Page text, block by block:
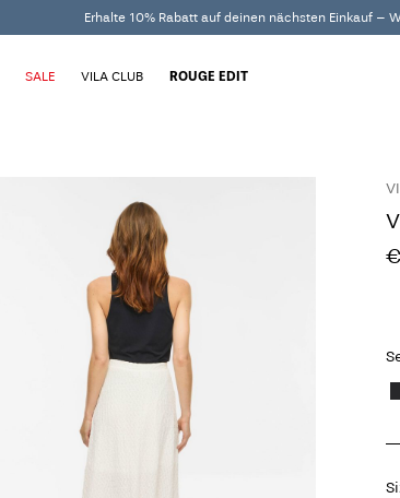
Erhalte 10% Rabatt auf deinen nächsten Einkauf –
SALE VILA CLUB ROUGE EDIT